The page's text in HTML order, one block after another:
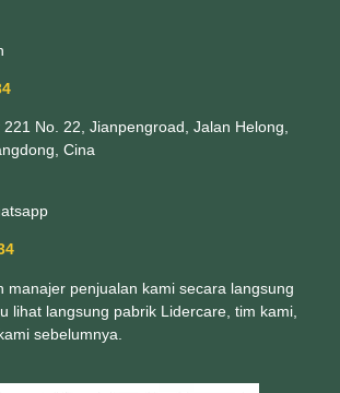
221 No. 22, Jianpengroad, Jalan Helong,
Cina
manajer penjualan kami secara langsung
lihat langsung pabrik Lidercare, tim kami,
sebelumnya.